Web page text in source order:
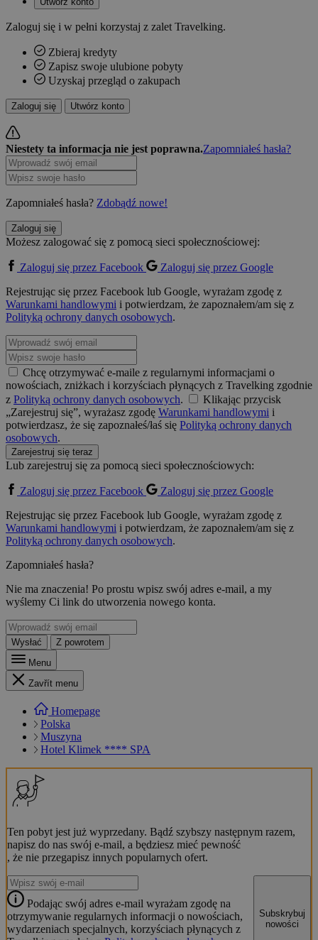
Zaloguj się i w pełni korzystaj z zalet Travelking.
Zbieraj kredyty
Zapisz swoje ulubione pobyty
Uzyskaj przegląd o zakupach
Zaloguj się Utwórz konto
Niestety ta informacja nie jest poprawna.Zapomniałeś hasła?
Zapomniałeś hasła? Zdobądź nowe!
Zaloguj się
Możesz zalogować się z pomocą sieci społecznościowej:
Zaloguj się przez Facebook
Zaloguj się przez Google
Rejestrując się przez Facebook lub Google, wyrażam zgodę z
Warunkami handlowymi i potwierdzam, że zapoznałem/am się z
Polityką ochrony danych osobowych.
Chcę otrzymywać e-maile z regularnymi informacjami o
nowościach, zniżkach i korzyściach płynących z Travelking zgodnie
z Polityką ochrony danych osobowych.
Klikając przycisk
„Zarejestruj się”, wyrażasz zgodę Warunkami handlowymi i
potwierdzasz, że się zapoznałeś/łaś się Polityką ochrony danych
osobowych.
Zarejestruj się teraz
Lub zarejestruj się za pomocą sieci społecznościowych:
Zaloguj się przez Facebook
Zaloguj się przez Google
Rejestrując się przez Facebook lub Google, wyrażam zgodę z
Warunkami handlowymi i potwierdzam, że zapoznałem/am się z
Polityką ochrony danych osobowych.
Zapomniałeś hasła?
Nie ma znaczenia! Po prostu wpisz swój adres e-mail, a my
wyślemy Ci link do utworzenia nowego konta.
Wysłać
Z powrotem
Menu
Zavřít menu
Homepage
Polska
Muszyna
Hotel Klimek **** SPA
Ten pobyt jest już wyprzedany. Bądź szybszy następnym razem,
napisz do nas swój e-mail, a będziesz mieć pewność
, że nie przegapisz innych popularnych ofert.
Podając swój adres e-mail wyrażam zgodę na
otrzymywanie regularnych informacji o nowościach,
wydarzeniach specjalnych, korzyściach płynących z
Subskrybuj
nowości